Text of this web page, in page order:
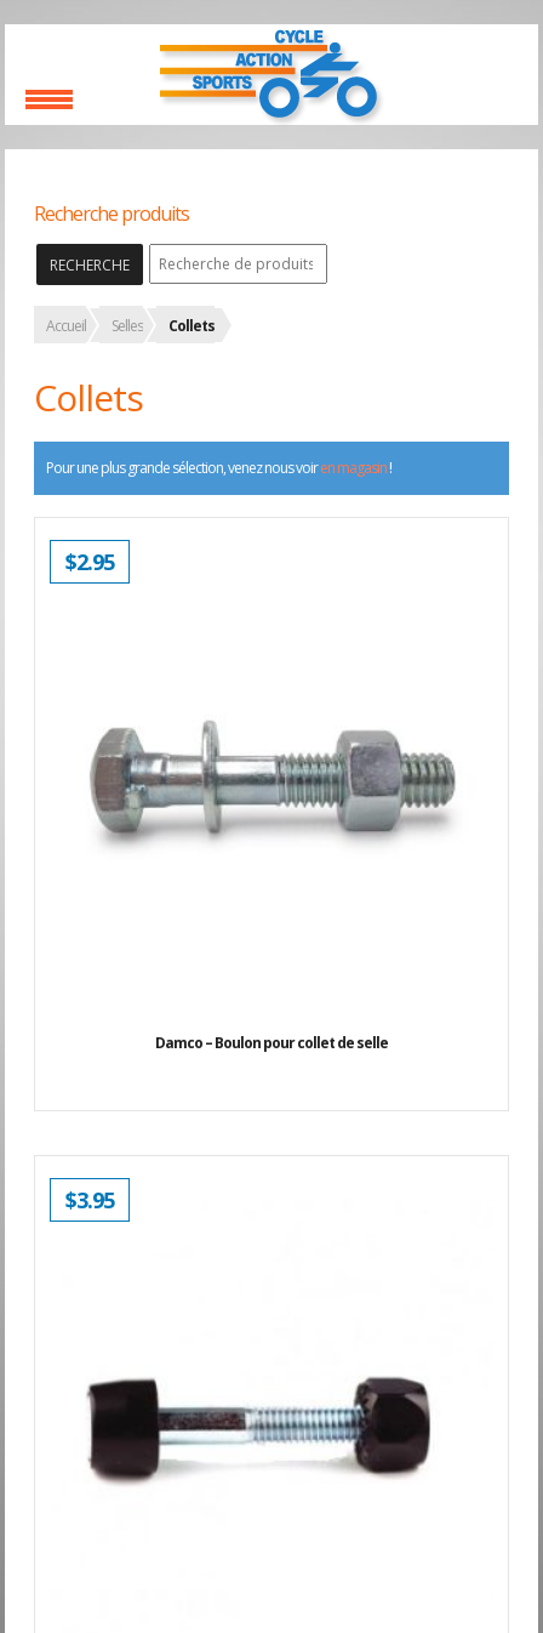
Recherche produits
RECHERCHE
Accueil Selles Collets
Collets
Pour une plus grande sélection, venez nous voiren magasin!
Damco – Boulon pour collet de selle
$2.95
$3.95